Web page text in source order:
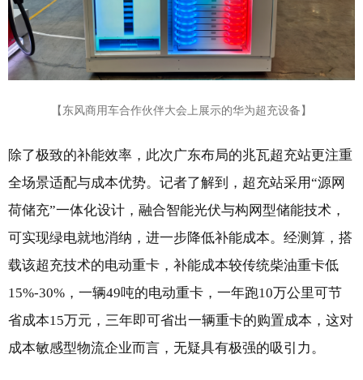
【东风商用车合作伙伴大会上展示的华为超充设备】
除了极致的补能效率，此次广东布局的兆瓦超充站更注重
全场景适配与成本优势。记者了解到，超充站采用“源网
荷储充”一体化设计，融合智能光伏与构网型储能技术，
可实现绿电就地消纳，进一步降低补能成本。经测算，搭
载该超充技术的电动重卡，补能成本较传统柴油重卡低
15%-30%，一辆49吨的电动重卡，一年跑10万公里可节
省成本15万元，三年即可省出一辆重卡的购置成本，这对
成本敏感型物流企业而言，无疑具有极强的吸引力。